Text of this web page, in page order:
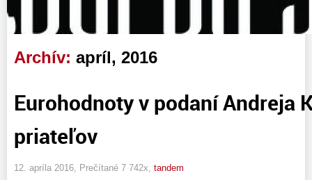
Archív: apríl, 2016
Eurohodnoty v podaní Andreja
priateľov
12. apríla 2016, Prečítané 7 742x, tandem